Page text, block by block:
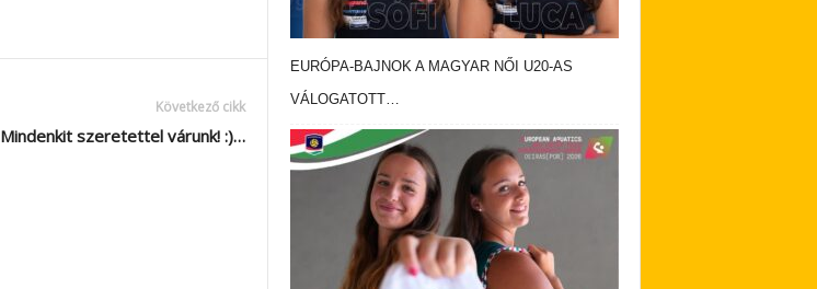
Következő cikk
Mindenkit szeretettel várunk! :)…
EURÓPA-BAJNOK A MAGYAR NŐI U20-AS
VÁLOGATOTT…